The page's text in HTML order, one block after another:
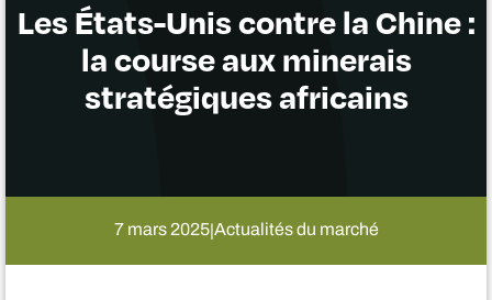
Les États-Unis contre la Chine :
la course aux minerais
stratégiques africains
7 mars 2025|Actualités du marché